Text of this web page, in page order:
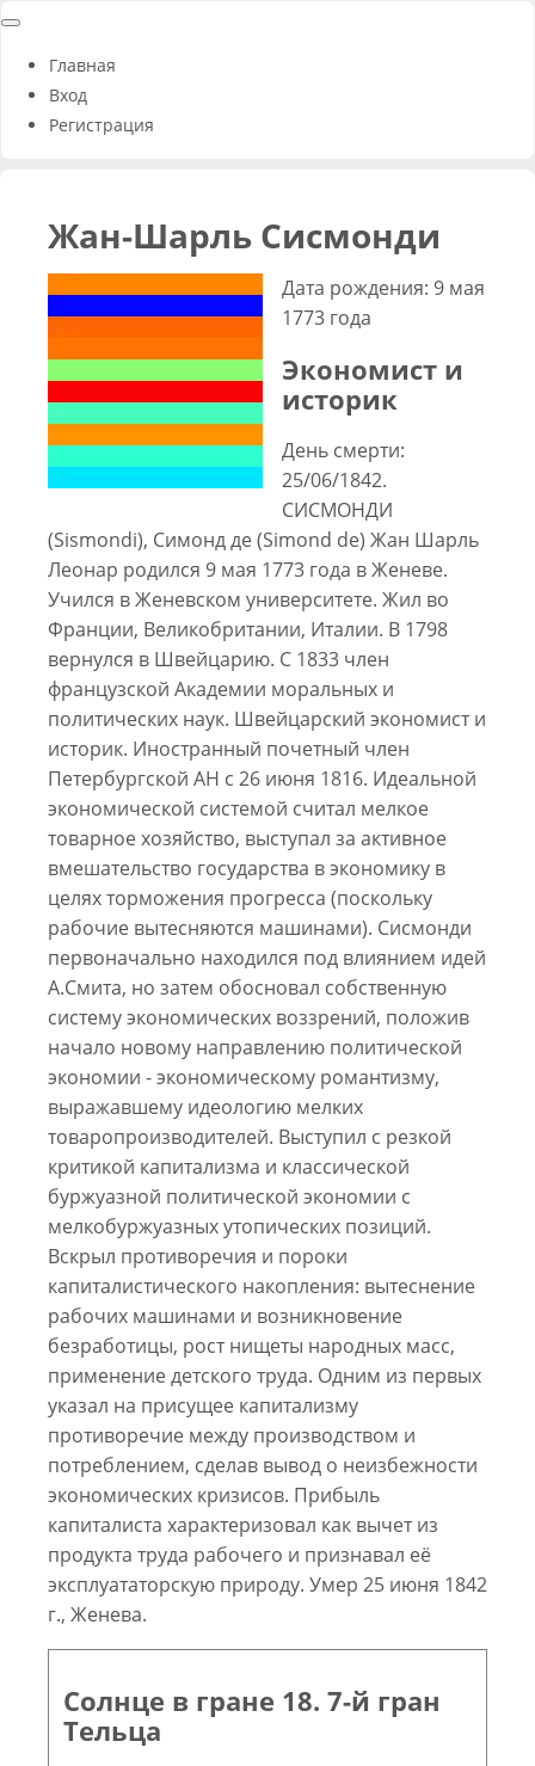
Главная
Вход
Регистрация
Жан-Шарль Сисмонди
Дата рождения: 9 мая
1773 года
Экономист и
историк
День смерти:
25/06/1842.
СИСМОНДИ
(Sismondi), Симонд де (Simond de) Жан Шарль
Леонар родился 9 мая 1773 года в Женеве.
Учился в Женевском университете. Жил во
Франции, Великобритании, Италии. В 1798
вернулся в Швейцарию. С 1833 член
французской Академии моральных и
политических наук. Швейцарский экономист и
историк. Иностранный почетный член
Петербургской АН с 26 июня 1816. Идеальной
экономической системой считал мелкое
товарное хозяйство, выступал за активное
вмешательство государства в экономику в
целях торможения прогресса (поскольку
рабочие вытесняются машинами). Сисмонди
первоначально находился под влиянием идей
А.Смита, но затем обосновал собственную
систему экономических воззрений, положив
начало новому направлению политической
экономии - экономическому романтизму,
выражавшему идеологию мелких
товаропроизводителей. Выступил с резкой
критикой капитализма и классической
буржуазной политической экономии с
мелкобуржуазных утопических позиций.
Вскрыл противоречия и пороки
капиталистического накопления: вытеснение
рабочих машинами и возникновение
безработицы, рост нищеты народных масс,
применение детского труда. Одним из первых
указал на присущее капитализму
противоречие между производством и
потреблением, сделав вывод о неизбежности
экономических кризисов. Прибыль
капиталиста характеризовал как вычет из
продукта труда рабочего и признавал её
эксплуататорскую природу. Умер 25 июня 1842
г., Женева.
Солнце в гране 18. 7-й гран
Тельца